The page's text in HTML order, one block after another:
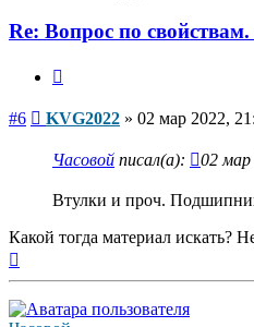
Re: Вопрос по
#6 Сообщение
KVG2022 » 02 мар 2022,
Часовой писал(а): 02 мар
Втулки и проч.
Какой тогда материал искать?